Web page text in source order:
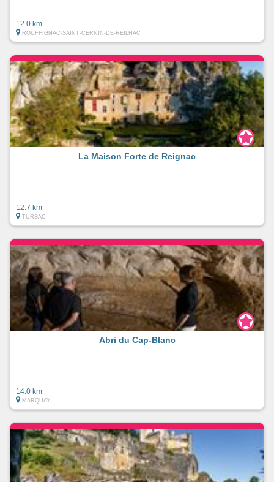
12.0 km
ROUFFIGNAC-SAINT-CERNIN-DE-REILHAC
La Maison Forte de Reignac
12.7 km
TURSAC
Abri du Cap-Blanc
14.0 km
MARQUAY